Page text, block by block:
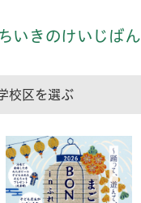
ちいきのけいじばん